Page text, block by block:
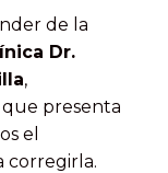
de la
Dr.
,
que presenta
el
corregirla.